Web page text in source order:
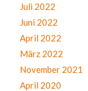
Juli 2022
Juni 2022
April 2022
März 2022
November 2021
April 2020